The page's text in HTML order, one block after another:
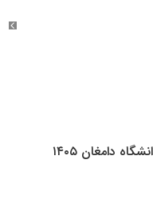
دامغان ۱۴۰۵